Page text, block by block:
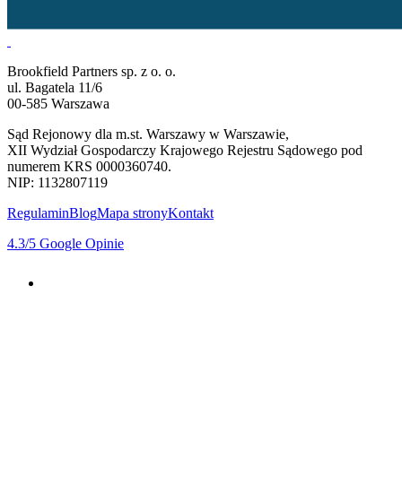
Brookfield Partners sp. z o. o.
ul. Bagatela 11/6
00-585 Warszawa
Sąd Rejonowy dla m.st. Warszawy w Warszawie,
XII Wydział Gospodarczy Krajowego Rejestru Sądowego pod
numerem KRS 0000360740.
NIP: 1132807119
RegulaminBlogMapa stronyKontakt
4.3/5 Google Opinie